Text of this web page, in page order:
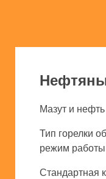
Мазут и
Тип горелки
режим работы
Стандартная